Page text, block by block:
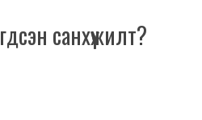
санхүүжилт?